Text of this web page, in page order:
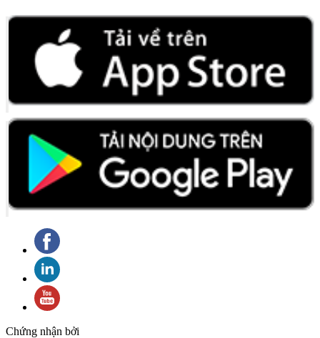
Chứng nhận bởi